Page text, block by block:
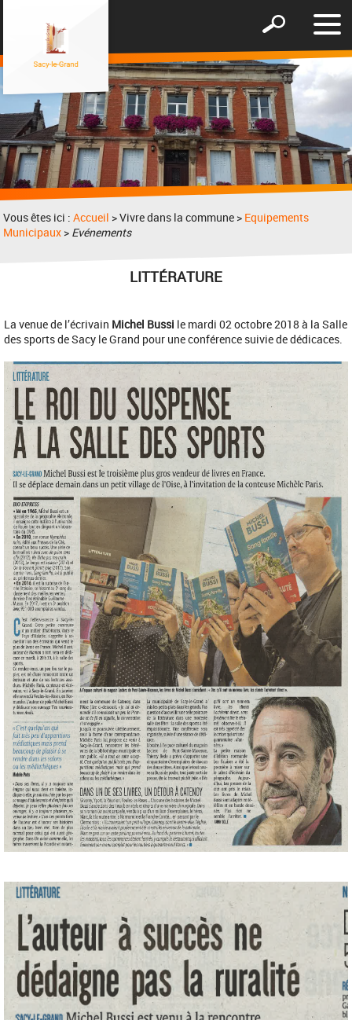
le
Afficher
formulaire
de
recherche
Vous êtes ici :Accueil > Vivre dans la commune > Equipements
Municipaux > Evénements
LITTÉRATURE
La venue de l’écrivain Michel Bussi le mardi 02 octobre 2018 à la Salle
des sports de Sacy le Grand pour une conférence suivie de dédicaces.